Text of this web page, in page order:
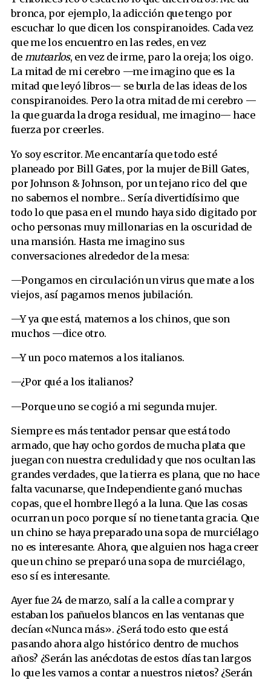
bronca, por ejemplo, la adicción que tengo por
escuchar lo que dicen los conspiranoides. Cada vez
que me los encuentro en las redes, en vez
de mutearlos, en vez de irme, paro la oreja; los oigo.
La mitad de mi cerebro —me imagino que es la
mitad que leyó libros— se burla de las ideas de los
conspiranoides. Pero la otra mitad de mi cerebro —
la que guarda la droga residual, me imagino— hace
fuerza por creerles.
Yo soy escritor. Me encantaría que todo esté
planeado por Bill Gates, por la mujer de Bill Gates,
por Johnson & Johnson, por un tejano rico del que
no sabemos el nombre… Sería divertidísimo que
todo lo que pasa en el mundo haya sido digitado por
ocho personas muy millonarias en la oscuridad de
una mansión. Hasta me imagino sus
conversaciones alrededor de la mesa:
—Pongamos en circulación un virus que mate a los
viejos, así pagamos menos jubilación.
—Y ya que está, matemos a los chinos, que son
muchos —dice otro.
—Y un poco matemos a los italianos.
—¿Por qué a los italianos?
—Porque uno se cogió a mi segunda mujer.
Siempre es más tentador pensar que está todo
armado, que hay ocho gordos de mucha plata que
juegan con nuestra credulidad y que nos ocultan las
grandes verdades, que la tierra es plana, que no hace
falta vacunarse, que Independiente ganó muchas
copas, que el hombre llegó a la luna. Que las cosas
ocurran un poco porque sí no tiene tanta gracia. Que
un chino se haya preparado una sopa de murciélago
no es interesante. Ahora, que alguien nos haga creer
que un chino se preparó una sopa de murciélago,
eso sí es interesante.
Ayer fue 24 de marzo, salí a la calle a comprar y
estaban los pañuelos blancos en las ventanas que
decían «Nunca más». ¿Será todo esto que está
pasando ahora algo histórico dentro de muchos
años? ¿Serán las anécdotas de estos días tan largos
lo que les vamos a contar a nuestros nietos? ¿Serán